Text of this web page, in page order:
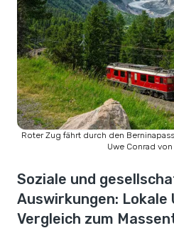
Roter Zug fährt durch den
Uwe Conrad
Soziale und
Auswirkungen:
Vergleich zum